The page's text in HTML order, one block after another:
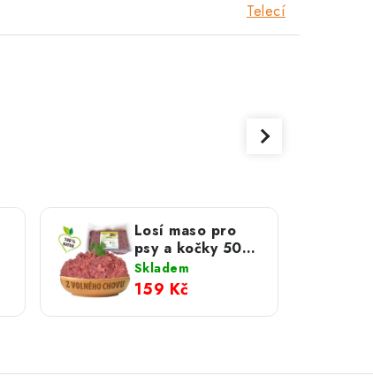
Telecí
Losí maso pro
psy a kočky 500
g
Skladem
159 Kč